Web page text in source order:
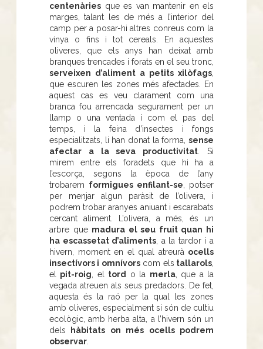
centenàries que es van mantenir en els
marges, talant les de més a l’interior del
camp per a posar-hi altres conreus com la
vinya o fins i tot cereals. En aquestes
oliveres, que els anys han deixat amb
branques trencades i forats en el seu tronc,
serveixen d’aliment a petits xilòfags
que escuren les zones més afectades. En
aquest cas es veu clarament com una
branca fou arrencada segurament per un
llamp o una ventada i com el pas del
temps, i la feina d’insectes i fongs
especialitzats, li han donat la forma, sense
afectar a la seva productivitat . Si
mirem entre els foradets que hi ha a
l’escorça, segons la època de l’any
trobarem formigues enfilant-se , potser
per menjar algun paràsit de l’olivera, i
podrem trobar aranyes aniuant i escarabats
cercant aliment. L’olivera, a més, és un
arbre que madura el seu fruit quan hi
ha escassetat d’aliments , a la tardor i a
hivern, moment en el qual atreurà ocells
insectívors i omnívorscom els tallarols
el pit-roig , el tord o la merla, que a la
vegada atreuen als seus predadors. De fet,
aquesta és la raó per la qual les zones
amb oliveres, especialment si són de cultiu
ecològic, amb herba alta, a l’hivern són un
dels hàbitats on més ocells podrem
observar